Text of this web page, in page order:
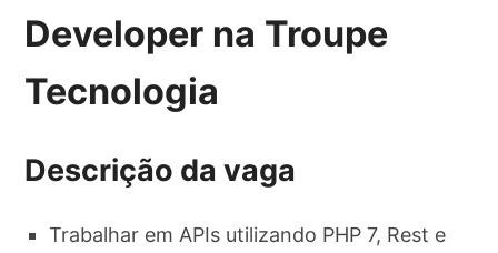
Developer na Troupe
Tecnologia
Descrição da vaga
Trabalhar em APIs utilizando PHP 7, Rest e